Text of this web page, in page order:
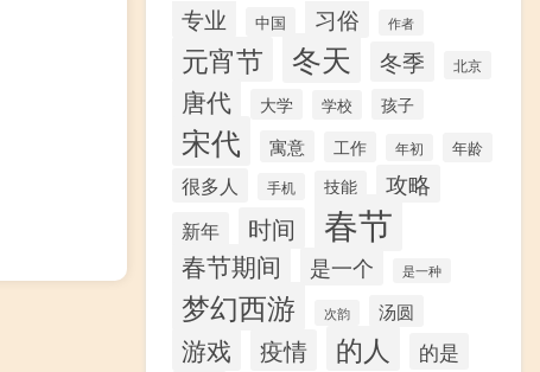
专业 中国 习俗 作者
元宵节 冬天 冬季 北京
唐代 大学 学校 孩子
宋代 寓意 工作 年初 年龄
很多人 手机 技能 攻略
新年 时间 春节
春节期间 是一个 是一种
梦幻西游 次韵 汤圆
游戏 疫情 的人 的是